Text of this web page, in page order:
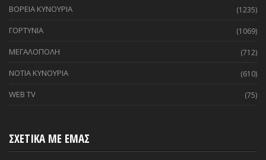
ΒΟΡΕΙΑ ΚΥΝΟΥΡΙΑ (1235)
ΓΟΡΤΥΝΙΑ (1069)
ΜΕΓΑΛΟΠΟΛΗ (712)
ΝΟΤΙΑ ΚΥΝΟΥΡΙΑ (610)
WEB TV (75)
ΣΧΕΤΙΚΑ ΜΕ ΕΜΑΣ